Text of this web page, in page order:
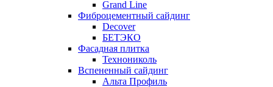
Grand Line
Фиброцементный сайдинг
Decover
БЕТЭКО
Фасадная плитка
Технониколь
Вспененный сайдинг
Альта Профиль